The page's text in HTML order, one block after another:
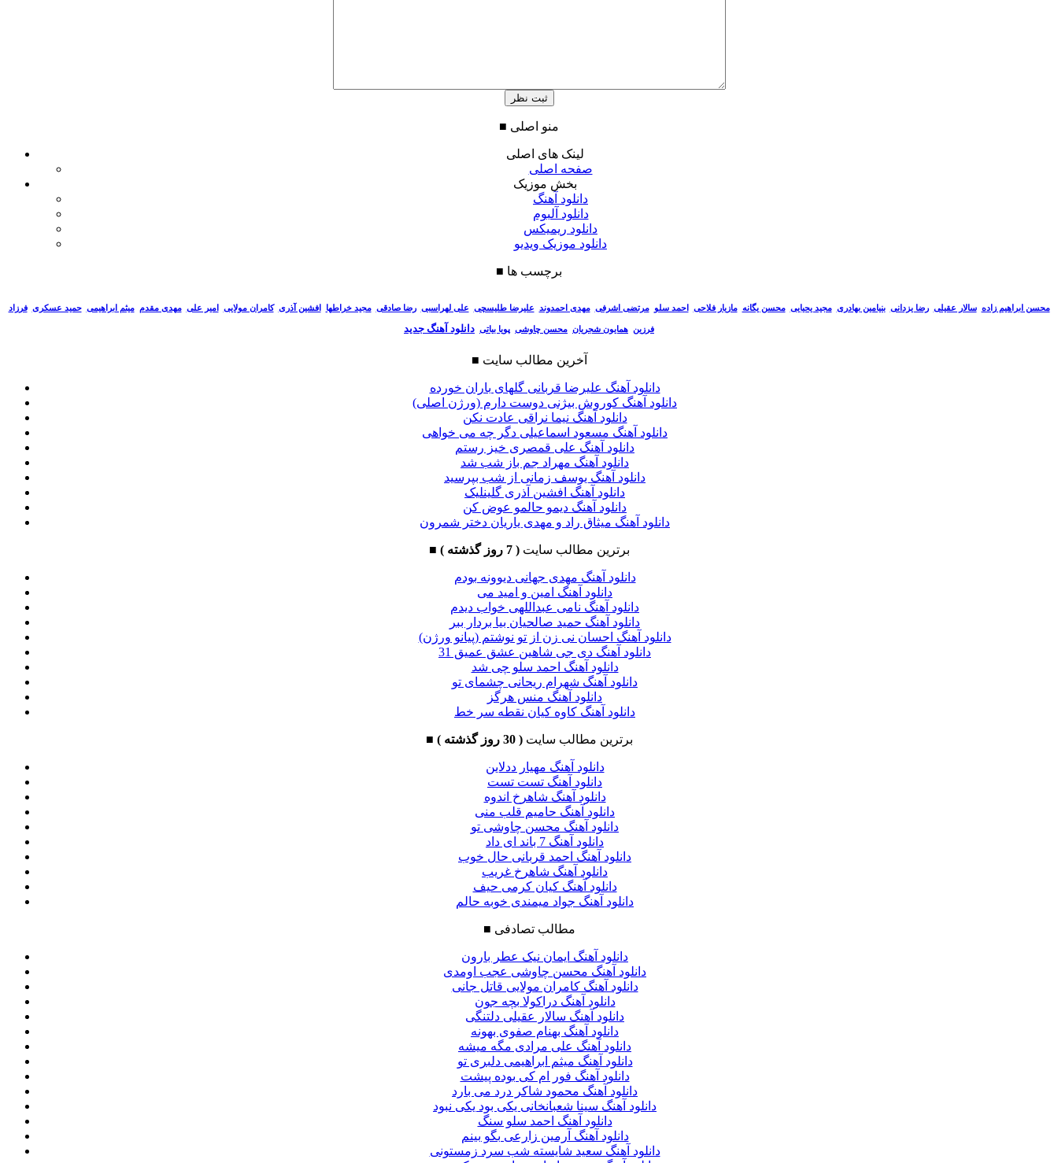
■ منو اصلی
لینک های اصلی
صفحه اصلی
بخش موزیک
دانلود آهنگ
دانلود آلبوم
دانلود ریمیکس
دانلود موزیک ویدیو
■ برچسب ها
محسن ابراهیم زاده سالار عقیلی رضا یزدانی بنیامین بهادری مجید یحیایی محسن یگانه مازیار فلاحی احمد سلو مرتضی اشرفی مهدی احمدوند علیرضا طلیسچی علی لهراسبی رضا صادقی مجید خراطها افشین آذری کامران مولایی امیر علی مهدی مقدم میثم ابراهیمی حمید عسکری فرزاد
فرزین همایون شجریان محسن چاوشی پویا بیاتی دانلود آهنگ جدید
■ آخرین مطالب سایت
دانلود آهنگ علیرضا قربانی گلهای باران خورده
دانلود آهنگ کوروش بیژنی دوست دارم (ورژن اصلی)
دانلود آهنگ نیما نراقی عادت نکن
دانلود آهنگ مسعود اسماعیلی دگر چه می خواهی
دانلود آهنگ علی قمصری خیز رستم
دانلود آهنگ مهراد جم باز شب شد
دانلود آهنگ یوسف زمانی از شب بپرسید
دانلود آهنگ افشین آذری گلینلیک
دانلود آهنگ دیمو حالمو عوض کن
دانلود آهنگ میثاق راد و مهدی یاریان دختر شمرون
■ برترین مطالب سایت( 7 روز گذشته )
دانلود آهنگ مهدی جهانی دیوونه بودم
دانلود آهنگ امین و امید می
دانلود آهنگ نامی عبداللهی خواب دیدم
دانلود آهنگ حمید صالحیان بیا بردار ببر
دانلود آهنگ احسان نی زن از تو نوشتم (پیانو ورژن)
دانلود آهنگ دی جی شاهین عشق عمیق 31
دانلود آهنگ احمد سلو چی شد
دانلود آهنگ شهرام ریحانی چشمای تو
دانلود آهنگ منس هرگز
دانلود آهنگ کاوه کیان نقطه سر خط
■ برترین مطالب سایت( 30 روز گذشته )
دانلود آهنگ مهیار ددلاین
دانلود آهنگ تست تست
دانلود آهنگ شاهرخ اندوه
دانلود آهنگ حامیم قلب منی
دانلود آهنگ محسن چاوشی تو
دانلود آهنگ 7 باند ای داد
دانلود آهنگ احمد قربانی حال خوب
دانلود آهنگ شاهرخ غریب
دانلود آهنگ کیان کرمی حیف
دانلود آهنگ جواد میمندی خوبه حالم
■ مطالب تصادفی
دانلود آهنگ ایمان نیک عطر بارون
دانلود آهنگ محسن چاوشی عجب اومدی
دانلود آهنگ کامران مولایی قاتل جانی
دانلود آهنگ دراکولا بچه جون
دانلود آهنگ سالار عقیلی دلتنگی
دانلود آهنگ بهنام صفوی بهونه
دانلود آهنگ علی مرادی مگه میشه
دانلود آهنگ میثم ابراهیمی دلبری تو
دانلود آهنگ فور ام کی بوده پیشت
دانلود آهنگ محمود شاکر درد می بارد
دانلود آهنگ سینا شعبانخانی یکی بود یکی نبود
دانلود آهنگ احمد سلو سنگ
دانلود آهنگ آرمین زارعی بگو بینم
دانلود آهنگ سعید شایسته شب سرد زمستونی